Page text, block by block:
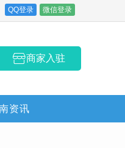
QQ登录 微信登录
商家入驻
资讯